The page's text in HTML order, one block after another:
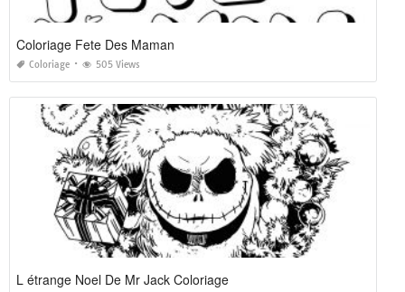
Coloriage Fete Des Maman
Coloriage 505 Views
L étrange Noel De Mr Jack Coloriage